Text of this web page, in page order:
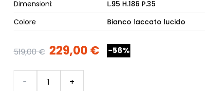
Dimensioni:
L.95 H.186 P.35
Colore
Bianco laccato lucido
519,00 € 229,00 € -56%
- +